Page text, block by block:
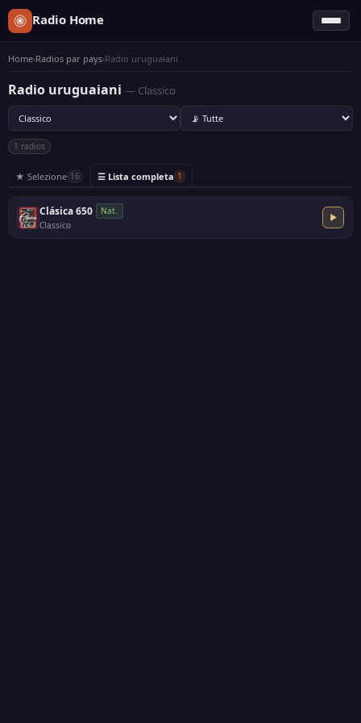
Radio Home
Home›Radios par pays›Radio uruguaiani
Radio uruguaiani — Classico
1 radios
★ Selezione 16 ☰ Lista completa 1
Clásica 650
Nat.
Classico·